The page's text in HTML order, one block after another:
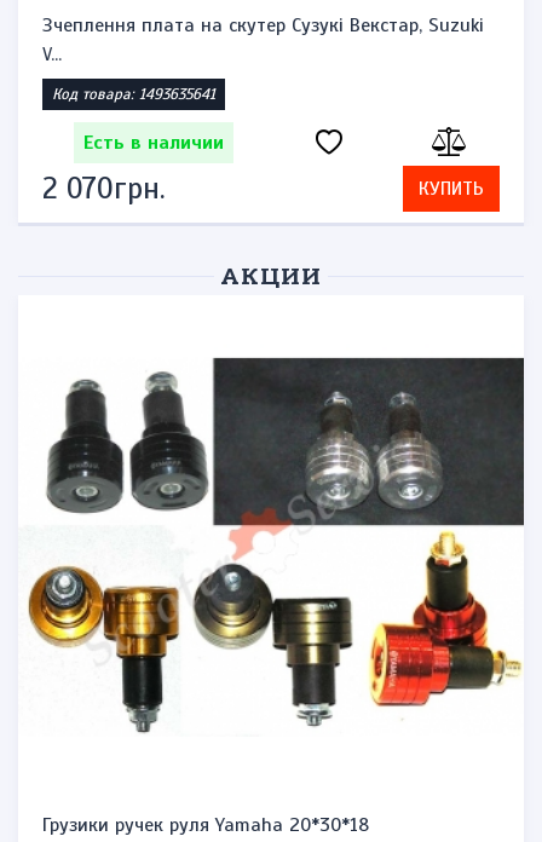
Зчеплення плата на скутер Сузукі Векстар, Suzuki
V...
Код товара: 1493635641
Есть в наличии
2 070грн. КУПИТЬ
АКЦИИ
Грузики ручек руля Yamaha 20*30*18